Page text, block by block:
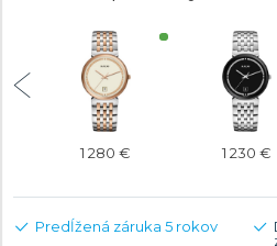
1 280 € 1 230 €
Predĺžená záruka 5 rokov